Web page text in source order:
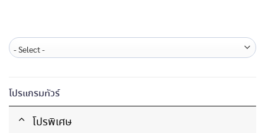
โปรแกรมทัวร์
โปรพิเศษ